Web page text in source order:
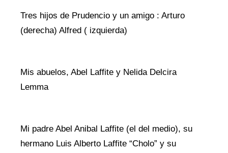
Tres hijos de Prudencio y un amigo : Arturo
(derecha) Alfred ( izquierda)
Mis abuelos, Abel Laffite y Nelida Delcira
Lemma
Mi padre Abel Anibal Laffite (el del medio), su
hermano Luis Alberto Laffite “Cholo” y su